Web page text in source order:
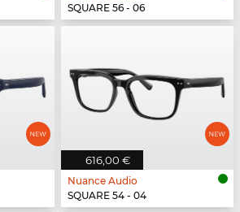
SQUARE 56 - 06
616,00 €
Nuance Audio
SQUARE 54 - 04